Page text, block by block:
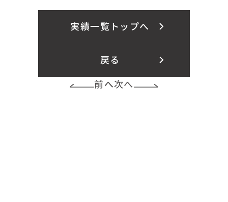
実績一覧トップへ
戻る
前へ次へ